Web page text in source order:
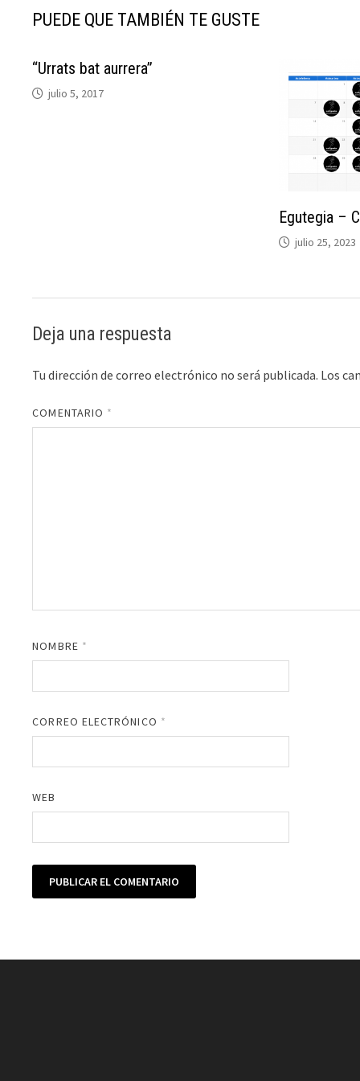
PUEDE QUE TAMBIÉN TE GUSTE
“Urrats bat aurrera”
julio 5, 2017
Egutegia –
julio 25, 2023
Deja una respuesta
Tu dirección de correo electrónico no será publicada. Los
COMENTARIO *
NOMBRE *
CORREO ELECTRÓNICO *
WEB